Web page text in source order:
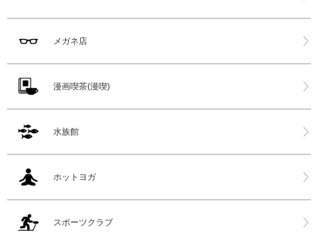
メガネ店
漫画喫茶(漫喫)
水族館
ホットヨガ
スポーツクラブ